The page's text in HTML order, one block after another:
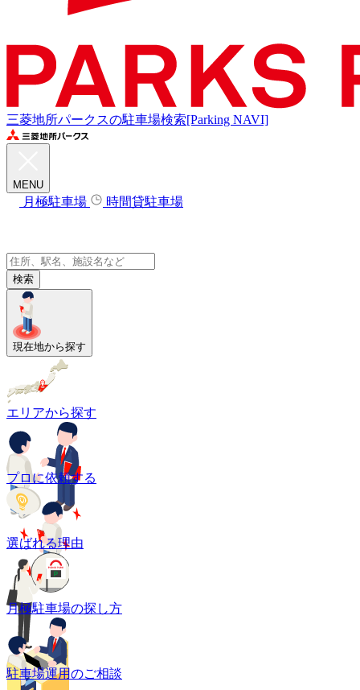
三菱地所パークスの駐車場検索[Parking NAVI]
MENU
月極駐車場 時間貸駐車場
検索
現在地から探す
エリアから探す
プロに依頼する
選ばれる理由
月極駐車場の探し方
駐車場運用のご相談